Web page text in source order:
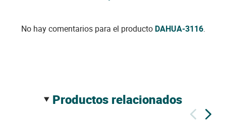
No hay comentarios para el producto DAHUA-3116.
productos relacionados